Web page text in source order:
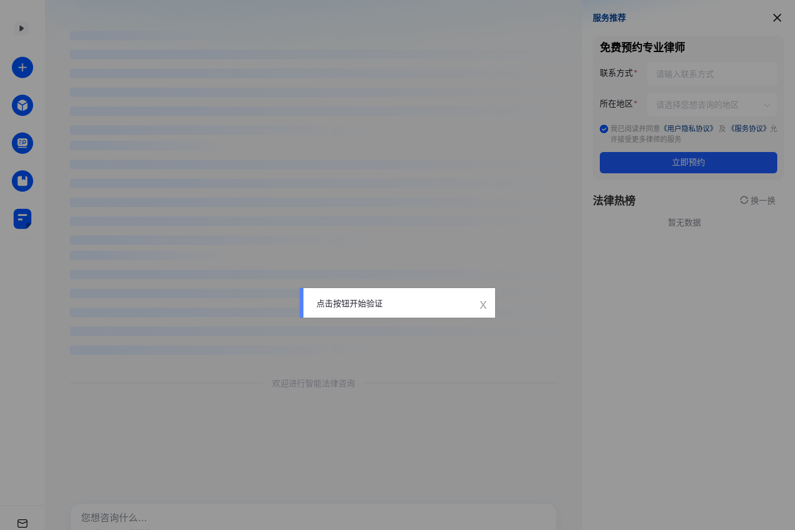
欢迎进行智能法律咨询
服务推荐
服务推荐
免费预约专业律师
联系方式
所在地区
我已阅读并同意 《用户隐私协议》 及 《服务协议》 允
许接受更多律师的服务
立即预约
法律热榜 换一换
暂无数据
点击按钮开始验证 x